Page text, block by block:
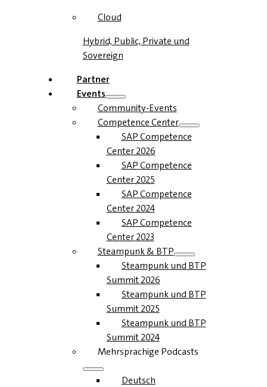
Cloud
Hybrid, Public, Private und
Sovereign
Partner
Events
Community-Events
Competence Center
SAP Competence
Center 2026
SAP Competence
Center 2025
SAP Competence
Center 2024
SAP Competence
Center 2023
Steampunk & BTP
Steampunk und BTP
Summit 2026
Steampunk und BTP
Summit 2025
Steampunk und BTP
Summit 2024
Mehrsprachige Podcasts
Deutsch